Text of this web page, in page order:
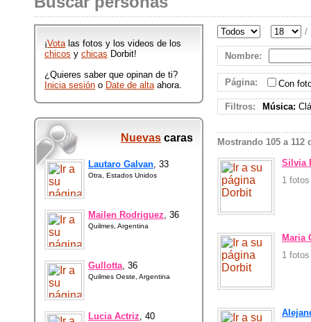
Hombres y mujeres de : 10 / 80 -
Cualquier lugar que participan en
Dorbit publicando ftos y videos
divertidos.
¡Votalas fotos y los videos de los
chicos y chicas Dorbit!
¿Quieres saber que opinan de ti?
Inicia sesión o Date de altaahora.
Nuevas caras
Lautaro Galvan, 33
Otra, Estados Unidos
Mailen Rodriguez, 36
Quilmes, Argentina
Gullotta, 36
Quilmes Oeste, Argentina
Lucia Actriz, 40
/
Nombre:
Página: Con
Filtros: Música:
Mostrando 105 a 112
Silvia
1
Maria
1